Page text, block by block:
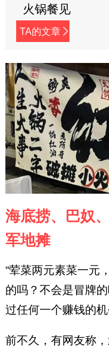
火锅餐见
TA的文章
海底捞、巴奴
军地摊
“荤菜两元素菜一元
的吗？不会是冒牌
过任何一个赚钱的机
前不久，有网友称